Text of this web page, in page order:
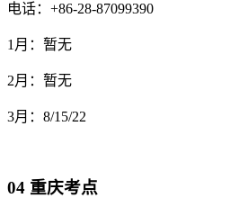
电话：+86-28-87099390
1月：暂无
2月：暂无
3月：8/15/22
04 重庆考点